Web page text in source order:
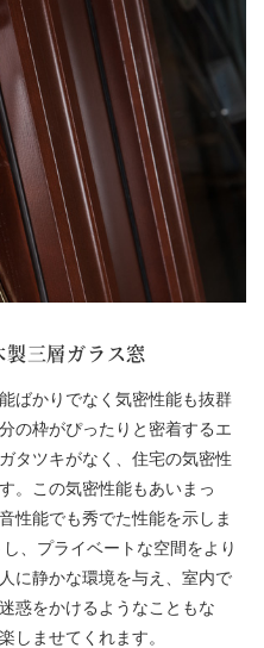
三層ガラス窓
ばかりでなく気密性能も抜群
の枠がぴったりと密着するエ
タツキがなく、住宅の気密性
。この気密性能もあいまっ
性能でも秀でた性能を示しま
、プライベートな空間をより
に静かな環境を与え、室内で
惑をかけるようなこともな
しませてくれます。